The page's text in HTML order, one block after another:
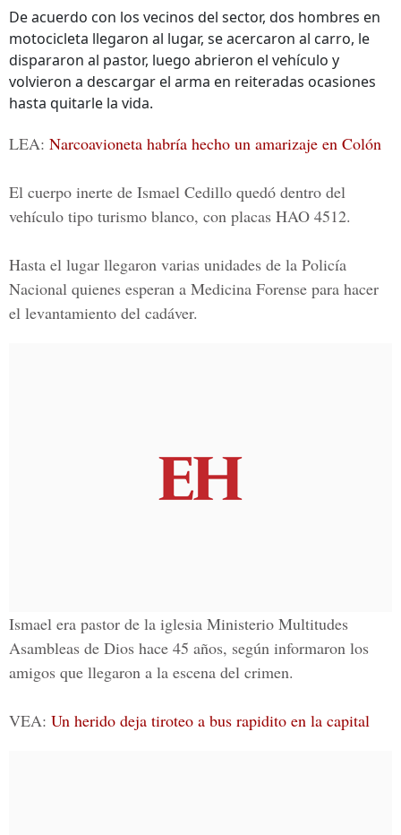
De acuerdo con los vecinos del sector, dos hombres en
motocicleta llegaron al lugar, se acercaron al carro, le
dispararon al pastor, luego abrieron el vehículo y
volvieron a descargar el arma en reiteradas ocasiones
hasta quitarle la vida.
LEA: Narcoavioneta habría hecho un amarizaje en Colón
El cuerpo inerte de Ismael Cedillo quedó dentro del
vehículo tipo turismo blanco, con placas HAO 4512.
Hasta el lugar llegaron varias unidades de la Policía
Nacional quienes esperan a Medicina Forense para hacer
el levantamiento del cadáver.
Ismael era pastor de la iglesia Ministerio Multitudes
Asambleas de Dios hace 45 años, según informaron los
amigos que llegaron a la escena del crimen.
VEA: Un herido deja tiroteo a bus rapidito en la capital